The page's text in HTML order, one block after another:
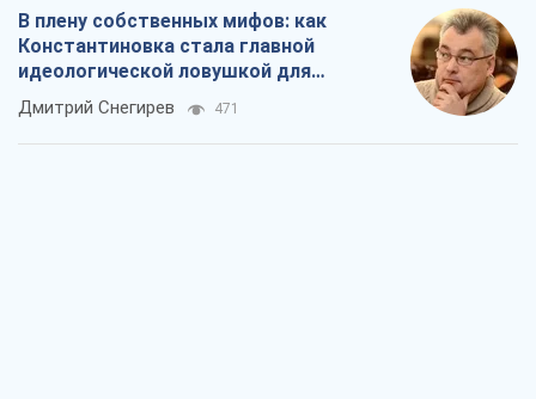
В плену собственных мифов: как
Константиновка стала главной
идеологической ловушкой для
российских оккупантов
Дмитрий Снегирев 471